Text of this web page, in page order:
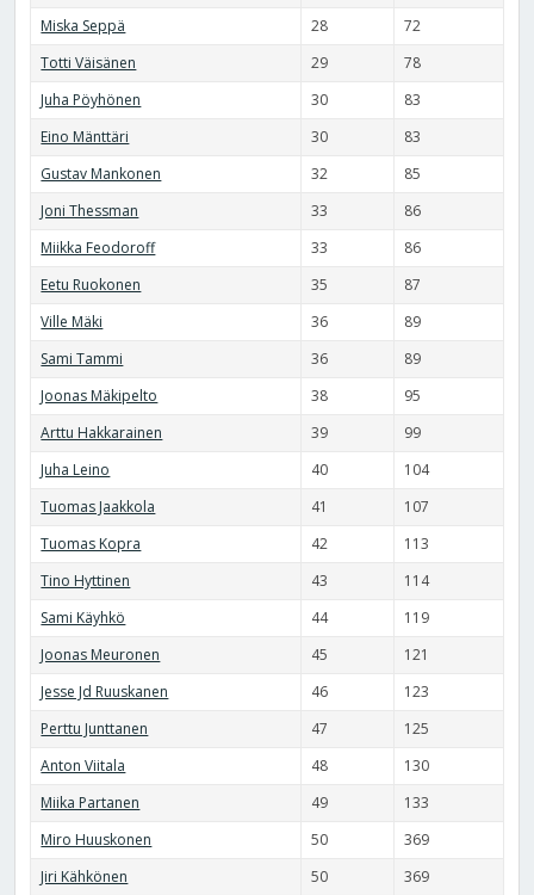
Miska Seppä
28
72
Totti Väisänen
29
78
Juha Pöyhönen
30
83
Eino Mänttäri
30
83
Gustav Mankonen
32
85
Joni Thessman
33
86
Miikka Feodoroff
33
86
Eetu Ruokonen
35
87
Ville Mäki
36
89
Sami Tammi
36
89
Joonas Mäkipelto
38
95
Arttu Hakkarainen
39
99
Juha Leino
40
104
Tuomas Jaakkola
41
107
Tuomas Kopra
42
113
Tino Hyttinen
43
114
Sami Käyhkö
44
119
Joonas Meuronen
45
121
Jesse Jd Ruuskanen
46
123
Perttu Junttanen
47
125
Anton Viitala
48
130
Miika Partanen
49
133
Miro Huuskonen
50
369
Jiri Kähkönen
50
369